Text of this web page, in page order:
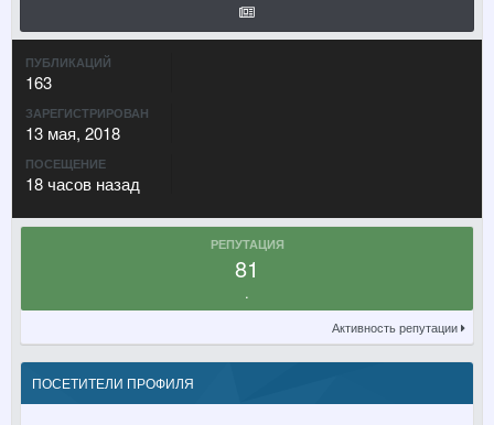
ПУБЛИКАЦИЙ
163
ЗАРЕГИСТРИРОВАН
13 мая, 2018
ПОСЕЩЕНИЕ
18 часов назад
РЕПУТАЦИЯ
81
.
Активность репутации
ПОСЕТИТЕЛИ ПРОФИЛЯ